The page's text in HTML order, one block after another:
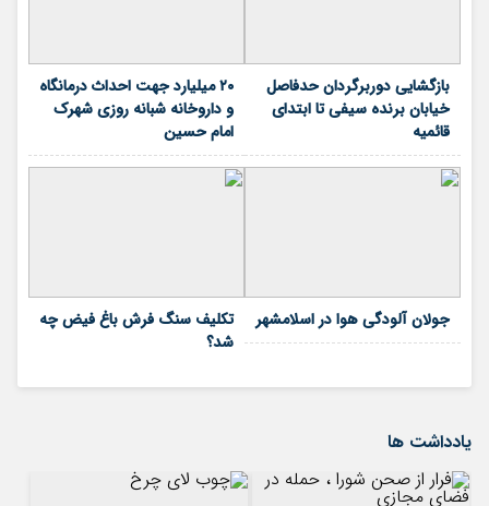
بازگشایی دوربرگردان حدفاصل
خیابان برنده سیفی تا ابتدای
قائمیه
۲۰ میلیارد جهت احداث درمانگاه
و داروخانه شبانه روزی شهرک
امام حسین
جولان آلودگی هوا در اسلامشهر
تکلیف سنگ فرش باغ فیض چه
شد؟
یادداشت ها